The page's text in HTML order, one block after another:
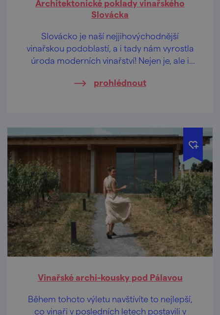
Architektonické poklady vinařského
Slovácka
Slovácko je naší nejjihovýchodnější
vinařskou podoblastí, a i tady nám vyrostla
úroda moderních vinařství! Nejen je, ale i
sympatická digitální tvůrkyně ze Slovenska –
prohlédnout
Vinařské archi-kousky pod Pálavou
Během tohoto výletu navštívíte to nejlepší,
co vinaři v posledních letech postavili v